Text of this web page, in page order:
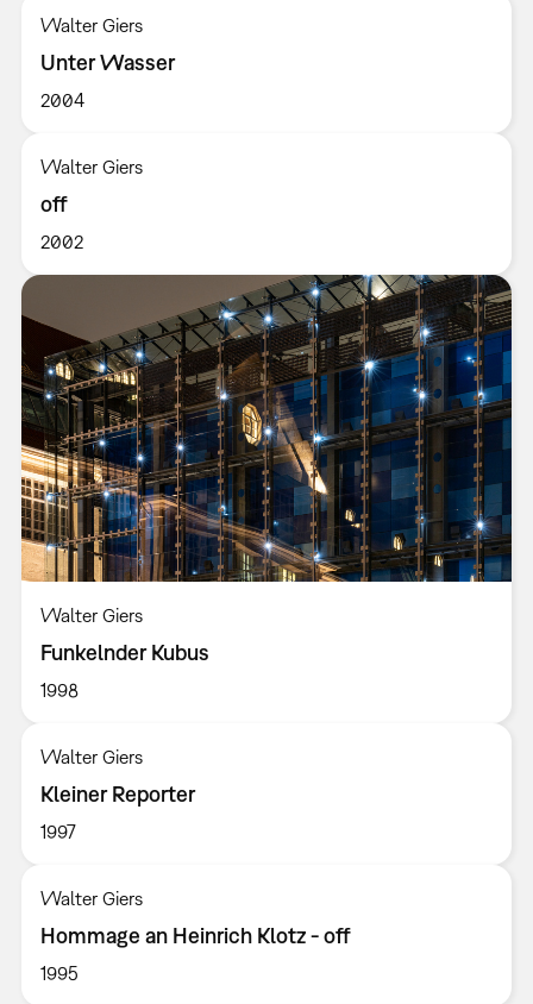
Walter Giers
Unter Wasser
2004
Walter Giers
off
2002
Walter Giers
Funkelnder Kubus
1998
Walter Giers
Kleiner Reporter
1997
Walter Giers
Hommage an Heinrich Klotz - off
1995